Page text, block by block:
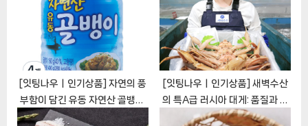
[잇팅나우ㅣ인기상품] 자연의 풍
부함이 담긴 유동 자연산 골뱅이:
건강과 맛의 완벽한 조화
[잇팅나우ㅣ인기상품] 새벽수산
의 특A급 러시아 대게: 품질과 맛
의 향연 [EatingNOWㅣ추천상